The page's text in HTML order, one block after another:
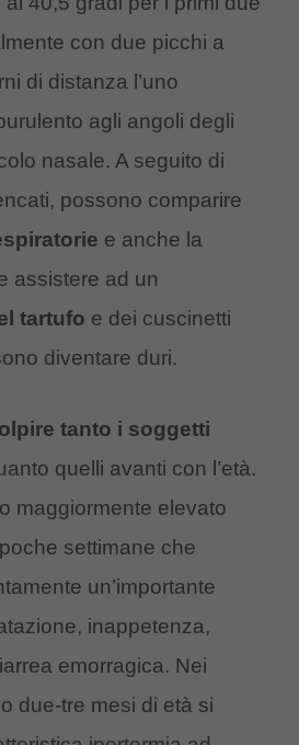
con due picchi a
di distanza l’uno
agli angoli degli
nasale. A seguito di
possono comparire
e anche la
assistere ad un
tartufo e dei cuscinetti
diventare duri.
tanto i soggetti
quelli avanti con l’età.
maggiormente elevato
settimane che
un’importante
inappetenza,
emorragica. Nei
due-tre mesi di età si